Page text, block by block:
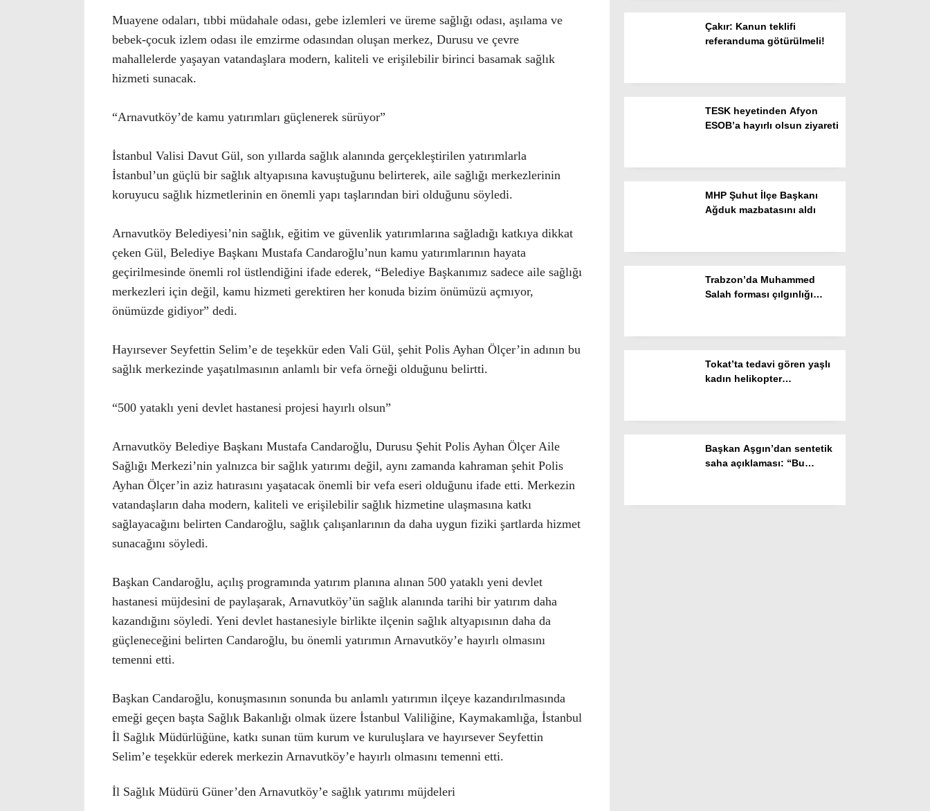
Muayene odaları, tıbbi müdahale odası, gebe izlemleri ve üreme sağlığı odası, aşılama ve
bebek-çocuk izlem odası ile emzirme odasından oluşan merkez, Durusu ve çevre
mahallelerde yaşayan vatandaşlara modern, kaliteli ve erişilebilir birinci basamak sağlık
hizmeti sunacak.
“Arnavutköy’de kamu yatırımları güçlenerek sürüyor”
İstanbul Valisi Davut Gül, son yıllarda sağlık alanında gerçekleştirilen yatırımlarla
İstanbul’un güçlü bir sağlık altyapısına kavuştuğunu belirterek, aile sağlığı merkezlerinin
koruyucu sağlık hizmetlerinin en önemli yapı taşlarından biri olduğunu söyledi.
Arnavutköy Belediyesi’nin sağlık, eğitim ve güvenlik yatırımlarına sağladığı katkıya dikkat
çeken Gül, Belediye Başkanı Mustafa Candaroğlu’nun kamu yatırımlarının hayata
geçirilmesinde önemli rol üstlendiğini ifade ederek, “Belediye Başkanımız sadece aile sağlığı
merkezleri için değil, kamu hizmeti gerektiren her konuda bizim önümüzü açmıyor,
önümüzde gidiyor” dedi.
Hayırsever Seyfettin Selim’e de teşekkür eden Vali Gül, şehit Polis Ayhan Ölçer’in adının bu
sağlık merkezinde yaşatılmasının anlamlı bir vefa örneği olduğunu belirtti.
“500 yataklı yeni devlet hastanesi projesi hayırlı olsun”
Arnavutköy Belediye Başkanı Mustafa Candaroğlu, Durusu Şehit Polis Ayhan Ölçer Aile
Sağlığı Merkezi’nin yalnızca bir sağlık yatırımı değil, aynı zamanda kahraman şehit Polis
Ayhan Ölçer’in aziz hatırasını yaşatacak önemli bir vefa eseri olduğunu ifade etti. Merkezin
vatandaşların daha modern, kaliteli ve erişilebilir sağlık hizmetine ulaşmasına katkı
sağlayacağını belirten Candaroğlu, sağlık çalışanlarının da daha uygun fiziki şartlarda hizmet
sunacağını söyledi.
Başkan Candaroğlu, açılış programında yatırım planına alınan 500 yataklı yeni devlet
hastanesi müjdesini de paylaşarak, Arnavutköy’ün sağlık alanında tarihi bir yatırım daha
kazandığını söyledi. Yeni devlet hastanesiyle birlikte ilçenin sağlık altyapısının daha da
güçleneceğini belirten Candaroğlu, bu önemli yatırımın Arnavutköy’e hayırlı olmasını
temenni etti.
Başkan Candaroğlu, konuşmasının sonunda bu anlamlı yatırımın ilçeye kazandırılmasında
emeği geçen başta Sağlık Bakanlığı olmak üzere İstanbul Valiliğine, Kaymakamlığa, İstanbul
İl Sağlık Müdürlüğüne, katkı sunan tüm kurum ve kuruluşlara ve hayırsever Seyfettin
Selim’e teşekkür ederek merkezin Arnavutköy’e hayırlı olmasını temenni etti.
İl Sağlık Müdürü Güner’den Arnavutköy’e sağlık yatırımı müjdeleri
Çakır: Kanun teklifi
referanduma götürülmeli!
TESK heyetinden Afyon
ESOB’a hayırlı olsun ziyareti
MHP Şuhut İlçe Başkanı
Ağduk mazbatasını aldı
Trabzon’da Muhammed
Salah forması çılgınlığı
Tokat’ta tedavi gören yaşlı
kadın helikopter
Başkan Aşgın’dan sentetik
saha açıklaması: “Bu